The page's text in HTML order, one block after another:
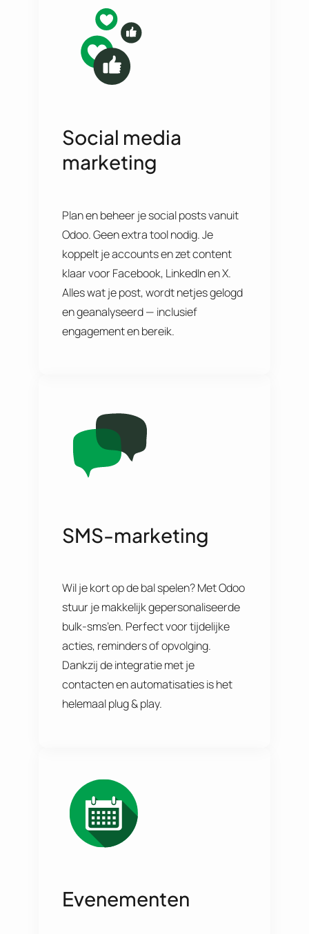
Social media
marketing
Plan en beheer je social posts vanuit
Odoo. Geen extra tool nodig. Je
koppelt je accounts en zet content
klaar voor Facebook, LinkedIn en X.
Alles wat je post, wordt netjes gelogd
en geanalyseerd — inclusief
engagement en bereik.
SMS-marketing
Wil je kort op de bal spelen? Met Odoo
stuur je makkelijk gepersonaliseerde
bulk-sms’en. Perfect voor tijdelijke
acties, reminders of opvolging.
Dankzij de integratie met je
contacten en automatisaties is het
helemaal plug & play.
Evenementen